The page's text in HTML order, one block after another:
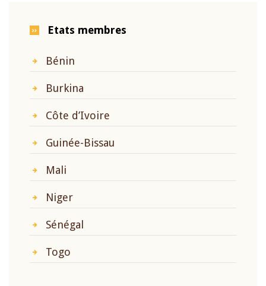
Etats membres
Bénin
Burkina
Côte d’Ivoire
Guinée-Bissau
Mali
Niger
Sénégal
Togo